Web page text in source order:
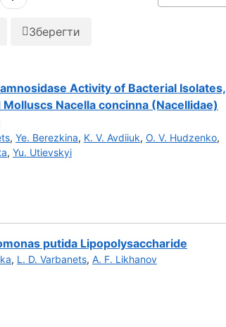
Зберегти
Activity of Bacterial Isolates,
Nacella concinna (Nacellidae)
, Ye. Berezkina, K. V. Avdiiuk, O. V. Hudzenko,
, Yu. Utievskyi
putida Lipopolysaccharide
, L. D. Varbanets, A. F. Likhanov